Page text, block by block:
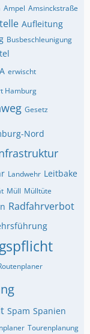
Ampel Amsinckstraße
Aufleitung
Busbeschleunigung
erwischt
Hamburg
Gesetz
Nord
Landwehr Leitbake
Müll Mülltüte
Radfahrverbot
Spam Spanien
Tourenplanung